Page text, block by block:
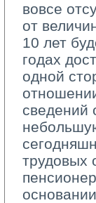
вовсе
от
10 лет
годах
одной
сведений
трудовых